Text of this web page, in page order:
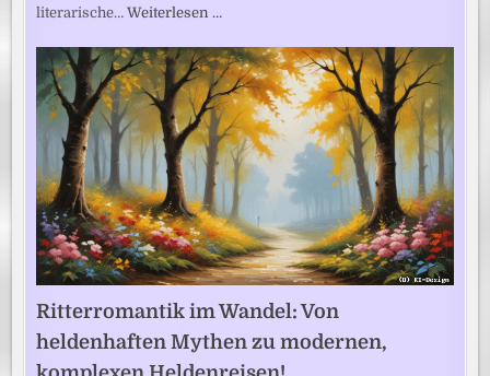
literarische…Weiterlesen …
Ritterromantik im Wandel: Von
heldenhaften Mythen zu modernen,